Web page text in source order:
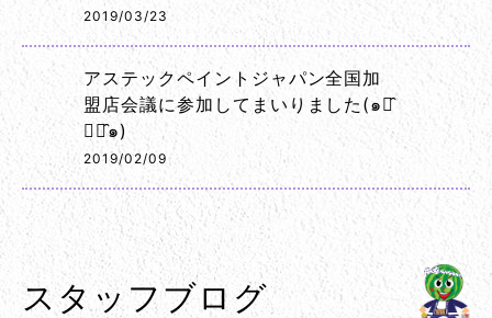
2019/03/23
アステックペイントジャパン全国加
盟店会議に参加してまいりました(๑･̑
◡･̑๑)
2019/02/09
スタッフブログ